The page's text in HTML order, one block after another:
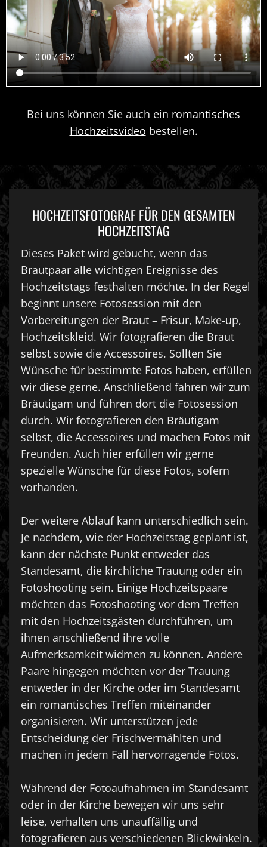
Bei uns können Sie auch ein romantisches
Hochzeitsvideo bestellen.
HOCHZEITSFOTOGRAF FÜR DEN GESAMTEN
HOCHZEITSTAG
Dieses Paket wird gebucht, wenn das
Brautpaar alle wichtigen Ereignisse des
Hochzeitstags festhalten möchte. In der Regel
beginnt unsere Fotosession mit den
Vorbereitungen der Braut – Frisur, Make-up,
Hochzeitskleid. Wir fotografieren die Braut
selbst sowie die Accessoires. Sollten Sie
Wünsche für bestimmte Fotos haben, erfüllen
wir diese gerne. Anschließend fahren wir zum
Bräutigam und führen dort die Fotosession
durch. Wir fotografieren den Bräutigam
selbst, die Accessoires und machen Fotos mit
Freunden. Auch hier erfüllen wir gerne
spezielle Wünsche für diese Fotos, sofern
vorhanden.
Der weitere Ablauf kann unterschiedlich sein.
Je nachdem, wie der Hochzeitstag geplant ist,
kann der nächste Punkt entweder das
Standesamt, die kirchliche Trauung oder ein
Fotoshooting sein. Einige Hochzeitspaare
möchten das Fotoshooting vor dem Treffen
mit den Hochzeitsgästen durchführen, um
ihnen anschließend ihre volle
Aufmerksamkeit widmen zu können. Andere
Paare hingegen möchten vor der Trauung
entweder in der Kirche oder im Standesamt
ein romantisches Treffen miteinander
organisieren. Wir unterstützen jede
Entscheidung der Frischvermählten und
machen in jedem Fall hervorragende Fotos.
Während der Fotoaufnahmen im Standesamt
oder in der Kirche bewegen wir uns sehr
leise, verhalten uns unauffällig und
fotografieren aus verschiedenen Blickwinkeln.